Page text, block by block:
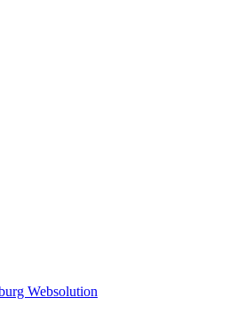
Websolution